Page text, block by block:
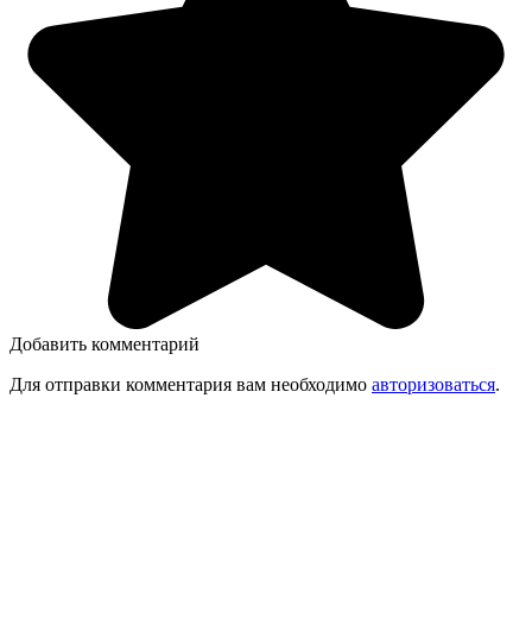
Добавить комментарий
Для отправки комментария вам необходимо авторизоваться.